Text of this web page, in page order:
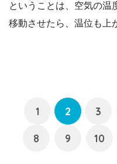
ということは、空気の
移動させたら、温位も上
1 2 3
8 9 10